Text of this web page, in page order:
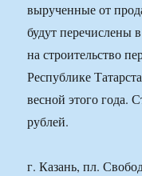
вырученные от
будут
на строительство
Республике
весной этого года.
рублей.
г. Казань, пл.